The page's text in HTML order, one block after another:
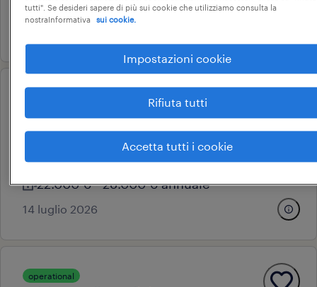
7 € - 9 € oraria
addetto alle presse
tempo determinato
22.000 € - 28.000 € annuale
14 luglio 2026
operational
tutti". Se desideri sapere di più sui cookie che utilizziamo consulta la
nostraInformativa
sui cookie.
Impostazioni cookie
Rifiuta tutti
Accetta tutti i cookie